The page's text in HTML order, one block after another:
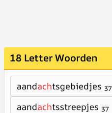
18 Letter Woorden
aandachtsgebiedjes 37
aandachtsstreepjes 37